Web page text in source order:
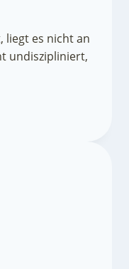
liegt es nicht an
undiszipliniert,